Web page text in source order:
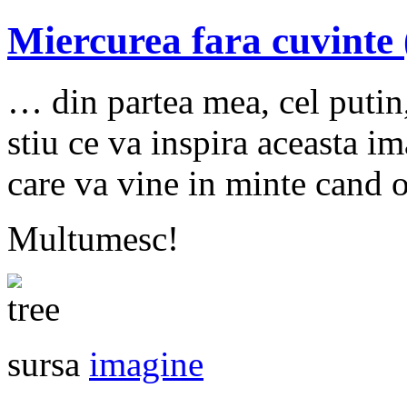
Miercurea fara cuvinte
… din partea mea, cel
stiu ce va inspira aceasta
care va vine in minte cand
Multumesc!
sursa imagine